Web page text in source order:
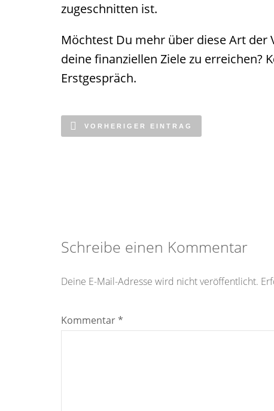
zugeschnitten ist.
Möchtest Du mehr über diese Art
deine finanziellen Ziele zu erreichen?
Erstgespräch.
VORHERIGER EINTRAG
Schreibe einen Kommentar
Deine E-Mail-Adresse wird nicht veröffentlicht.
Kommentar*